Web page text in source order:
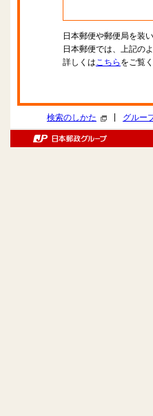
日本郵便や郵便局を装
日本郵便では、上記の
詳しくはこちら をご覧
検索のしかた グルー